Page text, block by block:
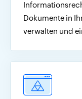
Dokumente in
verwalten und